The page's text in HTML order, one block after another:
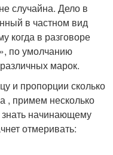
случайна. Дело в
в частном вид
когда в разговоре
по умолчанию
марок.
и пропорции сколько
, примем несколько
начинающему
отмеривать: